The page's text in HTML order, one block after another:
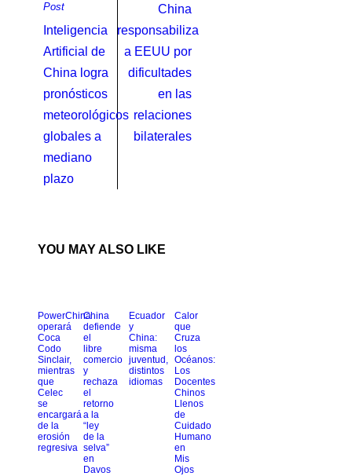
Post
Inteligencia
Artificial de
China logra
pronósticos
meteorológicos
globales a
mediano
plazo
China
responsabiliza
a EEUU por
dificultades
en las
relaciones
bilaterales
YOU MAY ALSO LIKE
PowerChina
operará
Coca
Codo
Sinclair,
mientras
que
Celec
se
encargará
de la
erosión
regresiva
China
defiende
el
libre
comercio
y
rechaza
el
retorno
a la
“ley
de la
selva”
en
Davos
Ecuador
y
China:
misma
juventud,
distintos
idiomas
Calor
que
Cruza
los
Océanos:
Los
Docentes
Chinos
Llenos
de
Cuidado
Humano
en
Mis
Ojos